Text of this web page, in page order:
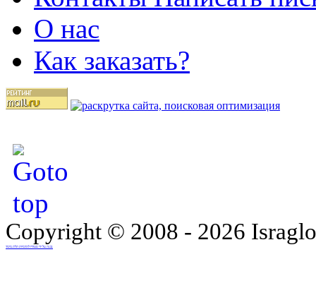
О нас
Как заказать?
Copyright © 2008 - 2026
נבנה על ידי סטודיו להדמיות תלת מימד